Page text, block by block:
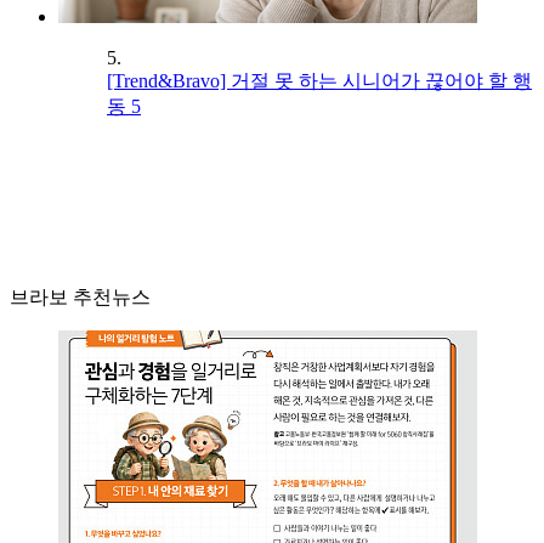
5.
[Trend&Bravo] 거절 못 하는 시니어가 끊어야 할 행
동 5
브라보 추천뉴스